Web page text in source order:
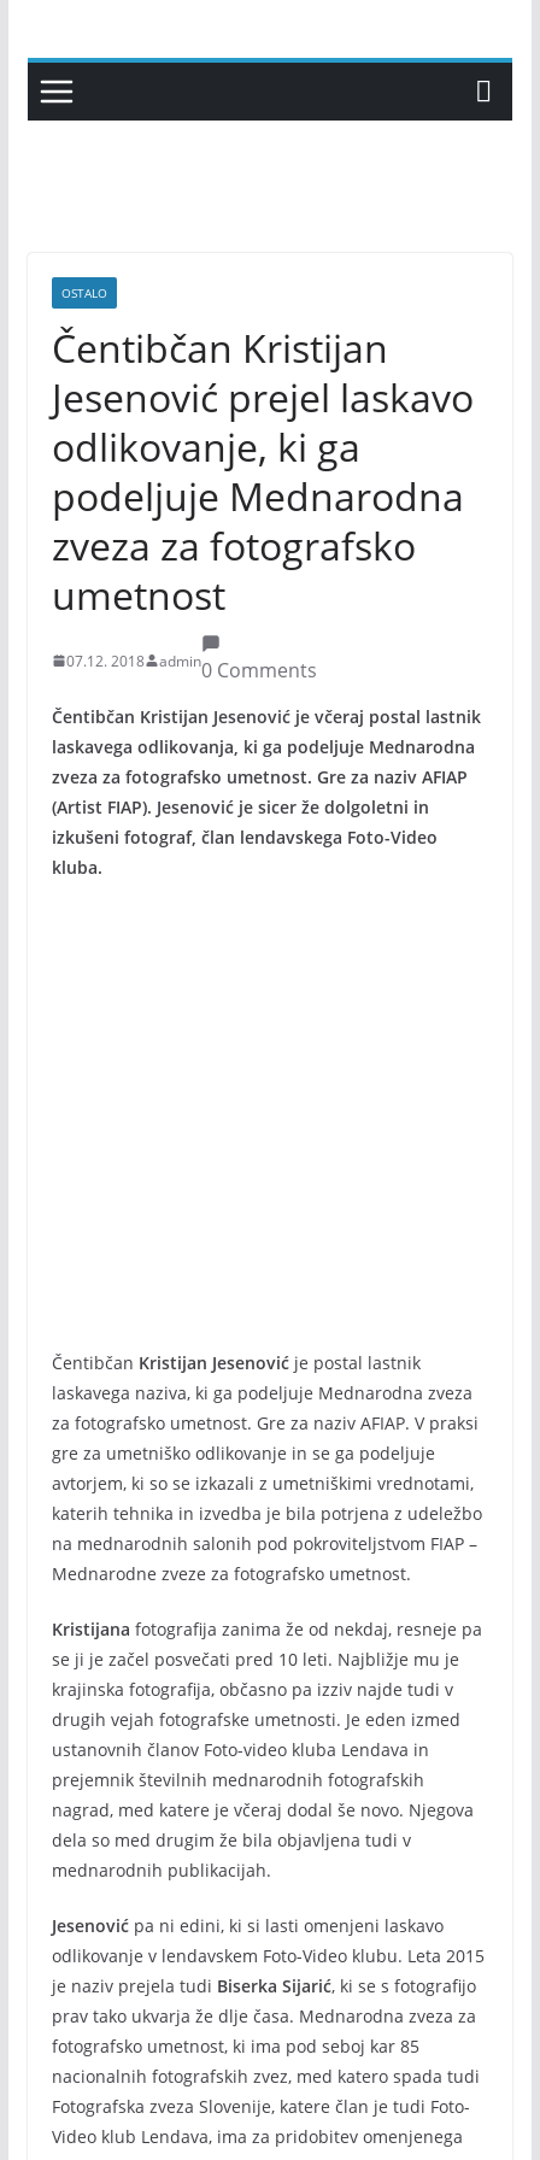
content
OSTALO
Čentibčan Kristijan
Jesenović prejel laskavo
odlikovanje, ki ga
podeljuje Mednarodna
zveza za fotografsko
umetnost
07.12. 2018 admin0 Comments
Čentibčan Kristijan Jesenović je včeraj postal lastnik
laskavega odlikovanja, ki ga podeljuje Mednarodna
zveza za fotografsko umetnost. Gre za naziv AFIAP
(Artist FIAP). Jesenović je sicer že dolgoletni in
izkušeni fotograf, član lendavskega Foto-Video
kluba.
Čentibčan Kristijan Jesenovićje postal lastnik
laskavega naziva, ki ga podeljuje Mednarodna zveza
za fotografsko umetnost. Gre za naziv AFIAP. V praksi
gre za umetniško odlikovanje in se ga podeljuje
avtorjem, ki so se izkazali z umetniškimi vrednotami,
katerih tehnika in izvedba je bila potrjena z udeležbo
na mednarodnih salonih pod pokroviteljstvom FIAP –
Mednarodne zveze za fotografsko umetnost.
Kristijana fotografija zanima že od nekdaj, resneje pa
se ji je začel posvečati pred 10 leti. Najbližje mu je
krajinska fotografija, občasno pa izziv najde tudi v
drugih vejah fotografske umetnosti. Je eden izmed
ustanovnih članov Foto-video kluba Lendava in
prejemnik številnih mednarodnih fotografskih
nagrad, med katere je včeraj dodal še novo. Njegova
dela so med drugim že bila objavljena tudi v
mednarodnih publikacijah.
Jesenovićpa ni edini, ki si lasti omenjeni laskavo
odlikovanje v lendavskem Foto-Video klubu. Leta 2015
je naziv prejela tudi Biserka Sijarić, ki se s fotografijo
prav tako ukvarja že dlje časa. Mednarodna zveza za
fotografsko umetnost, ki ima pod seboj kar 85
nacionalnih fotografskih zvez, med katero spada tudi
Fotografska zveza Slovenije, katere član je tudi Foto-
Video klub Lendava, ima za pridobitev omenjenega